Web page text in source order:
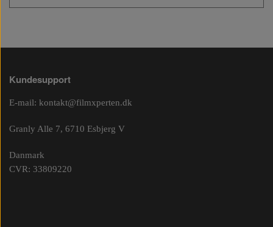
Kundesupport
E-mail: kontakt@filmxperten.dk
Granly Alle 7, 6710 Esbjerg V
Danmark
CVR: 33809220